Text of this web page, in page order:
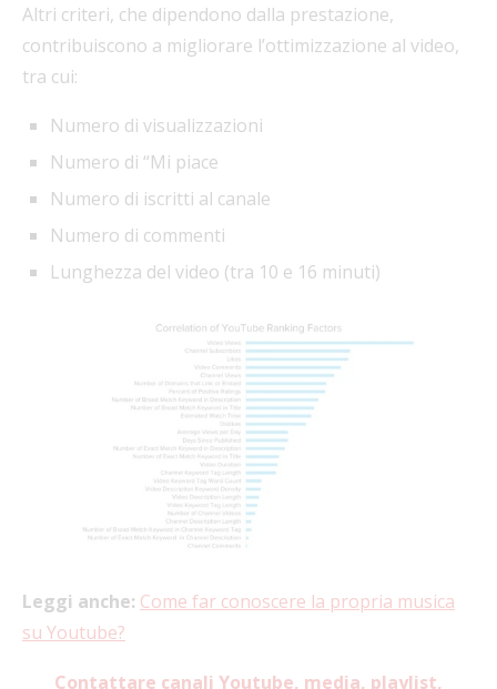
Altri criteri, che dipendono dalla prestazione,
contribuiscono a migliorare l’ottimizzazione al video,
tra cui:
Numero di visualizzazioni
Numero di “Mi piace
Numero di iscritti al canale
Numero di commenti
Lunghezza del video (tra 10 e 16 minuti)
Leggi anche: Come far conoscere la propria musica
su Youtube?
Contattare canali Youtube, media, playlist,